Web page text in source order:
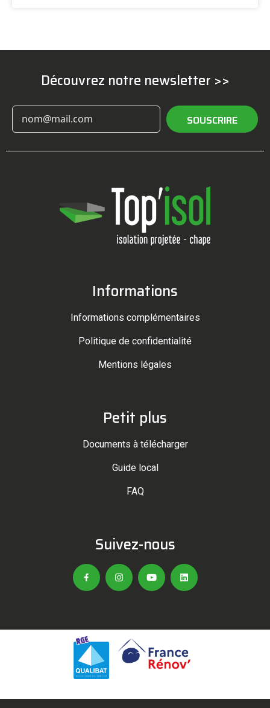
Découvrez notre newsletter >>
SOUSCRIRE
Informations
Informations complémentaires
Politique de confidentialité
Mentions légales
Petit plus
Documents à télécharger
Guide local
FAQ
Suivez-nous